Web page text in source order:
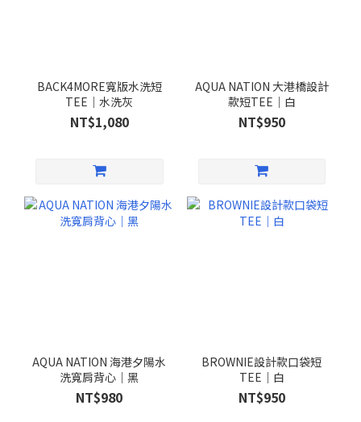
BACK4MORE寬版水洗短
TEE｜水洗灰
NT$1,080
AQUA NATION 大港橋設計
款短TEE｜白
NT$950
AQUA NATION 海港夕陽水
洗寬肩背心｜黑
NT$980
BROWNIE設計款口袋短
TEE｜白
NT$950